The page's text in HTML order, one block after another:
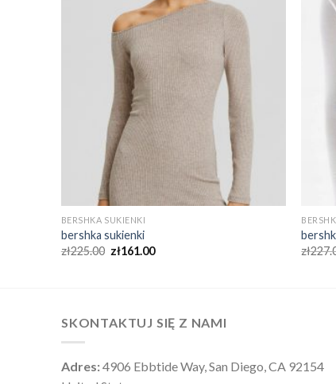
BERSHKA SUKIENKI
bershka sukienki
zł225.00 zł161.00
zł
SKONTAKTUJ SIĘ Z NAMI
Adres:4906 Ebbtide Way, San Diego, CA 92154